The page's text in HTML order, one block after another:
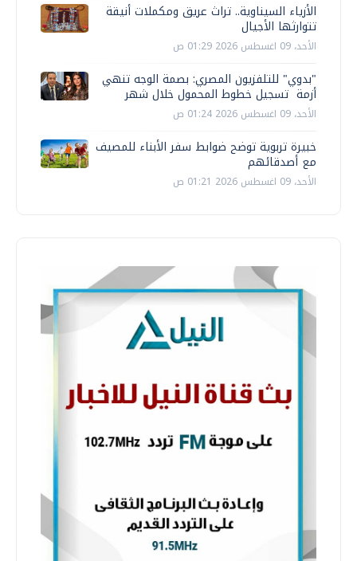
الأزياء السيناوية.. تراث عريق ومكملات أنيقة
تتوارثها الأجيال
الأحد، 09 اغسطس 2026 01:29 ص
"بدوي" للتلفزيون المصري: بصمة الوجه تنهي
أزمة تسجيل خطوط المحمول خلال شهر
الأحد، 09 اغسطس 2026 01:24 ص
خبيرة تربوية توضح ضوابط سفر الأبناء للمصيف
مع أصدقائهم
الأحد، 09 اغسطس 2026 01:21 ص